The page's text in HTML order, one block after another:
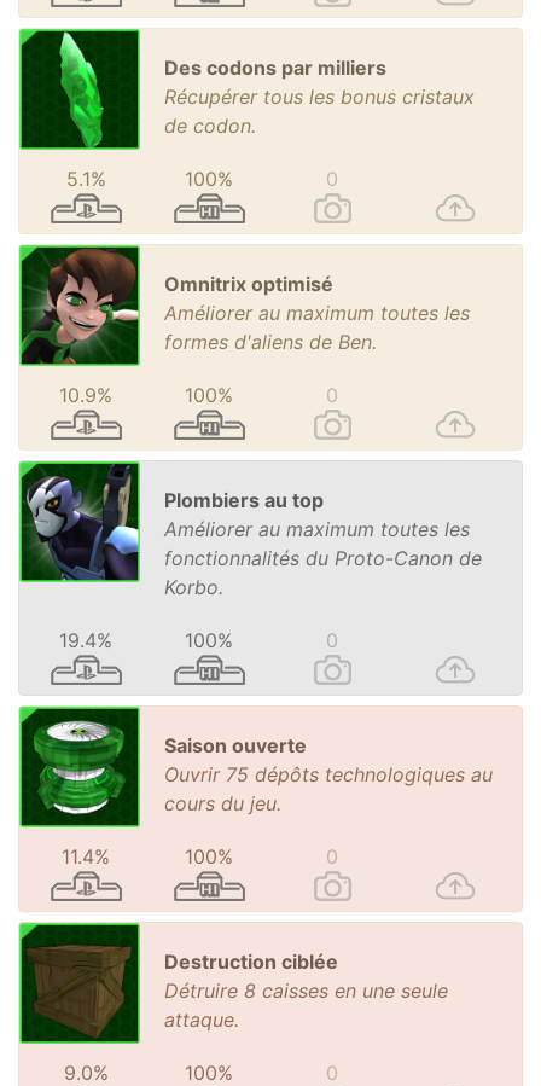
Des codons par milliers
Récupérer tous les bonus cristaux
de codon.
5.1% 100% 0
Omnitrix optimisé
Améliorer au maximum toutes les
formes d'aliens de Ben.
10.9% 100% 0
Plombiers au top
Améliorer au maximum toutes les
fonctionnalités du Proto-Canon de
Korbo.
19.4% 100% 0
Saison ouverte
Ouvrir 75 dépôts technologiques au
cours du jeu.
11.4% 100% 0
Destruction ciblée
Détruire 8 caisses en une seule
attaque.
9.0% 100% 0